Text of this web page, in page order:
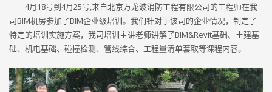
4月18号到4月25号,来自北京万龙波消防工程有限公司的工程师在我
司BIM机房参加了BIM企业级培训。我们针对于该司的企业情况，制定了
特定的培训实施方案，我司培训主讲老师讲解了BIM&Revit基础、土建基
础、机电基础、碰撞检测、管线综合、工程量清单套取等课程内容。